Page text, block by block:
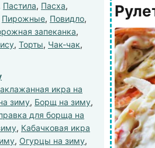
Пастила, Пасха,
Пирожные, Повидло,
запеканка,
, Торты, Чак-чак,
икра на
зиму, Борщ на зиму,
для борща на
, Кабачковая икра
, Огурцы на зиму,